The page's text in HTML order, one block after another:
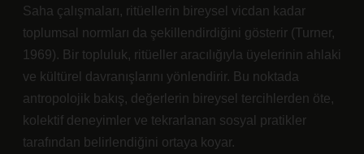
Saha çalışmaları, ritüellerin bireysel vicdan kadar
toplumsal normları da şekillendirdiğini gösterir (Turner,
1969). Bir topluluk, ritüeller aracılığıyla üyelerinin ahlaki
ve kültürel davranışlarını yönlendirir. Bu noktada
antropolojik bakış, değerlerin bireysel tercihlerden öte,
kolektif deneyimler ve tekrarlanan sosyal pratikler
tarafından belirlendiğini ortaya koyar.